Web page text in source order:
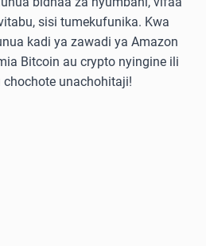
sisi tumekufunika. Kwa
kadi ya zawadi ya Amazon
Bitcoin au crypto nyingine ili
chochote unachohitaji!